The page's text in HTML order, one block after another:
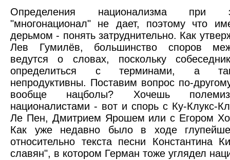
Определения национализма
"многонационал" не дает, поэтому что
дерьмом - понять затруднительно. Как
Лев Гумилёв, большинство споров
ведутся о словах, поскольку
определиться с терминами, а
непродуктивны. Поставим вопрос по-
вообще нацболы? Хочешь
националистами - вот и спорь с Ку-Клукс-
Ле Пен, Дмитрием Ярошем или с Егором
Как уже недавно было в ходе
относительно текста песни Константина
славян", в котором Герман тоже углядел